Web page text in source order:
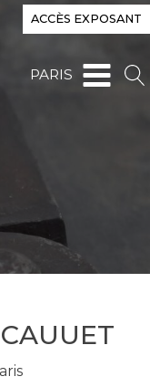
ACCÈS EXPOSANT
PARIS